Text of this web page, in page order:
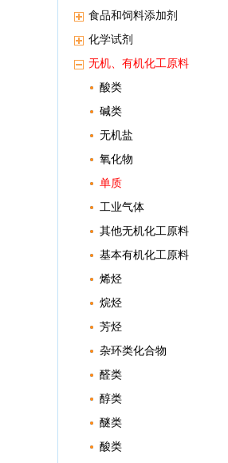
食品和饲料添加剂
化学试剂
无机、有机化工原料
酸类
碱类
无机盐
氧化物
单质
工业气体
其他无机化工原料
基本有机化工原料
烯烃
烷烃
芳烃
杂环类化合物
醛类
醇类
醚类
酸类